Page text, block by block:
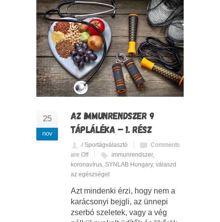
25
nov
AZ IMMUNRENDSZER 9
TÁPLÁLÉKA – 1. RÉSZ
/ Sportágválasztó
Comments
are Off
immunrendszer,
koronavírus SYNLAB Hungary, válaszd
az egészséget
Azt mindenki érzi, hogy nem a
karácsonyi bejgli, az ünnepi
zserbó szeletek, vagy a vég